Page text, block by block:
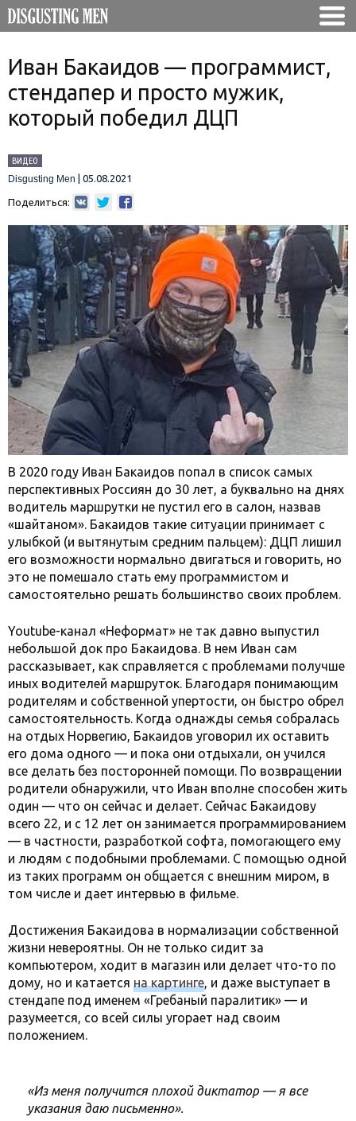
Иван Бакаидов — программист,
стендапер и просто мужик,
который победил ДЦП
ВИДЕО
Disgusting Men
05.08.2021
Поделиться:
В 2020 году Иван Бакаидов попал в список самых
перспективных Россиян до 30 лет, а буквально на днях
водитель маршрутки не пустил его в салон, назвав
«шайтаном». Бакаидов такие ситуации принимает с
улыбкой (и вытянутым средним пальцем): ДЦП лишил
его возможности нормально двигаться и говорить, но
это не помешало стать ему программистом и
самостоятельно решать большинство своих проблем.
Youtube-канал «Неформат» не так давно выпустил
небольшой док про Бакаидова. В нем Иван сам
рассказывает, как справляется с проблемами получше
иных водителей маршруток. Благодаря понимающим
родителям и собственной упертости, он быстро обрел
самостоятельность. Когда однажды семья собралась
на отдых Норвегию, Бакаидов уговорил их оставить
его дома одного — и пока они отдыхали, он учился
все делать без посторонней помощи. По возвращении
родители обнаружили, что Иван вполне способен жить
один — что он сейчас и делает. Сейчас Бакаидову
всего 22, и с 12 лет он занимается программированием
— в частности, разработкой софта, помогающего ему
и людям с подобными проблемами. С помощью одной
из таких программ он общается с внешним миром, в
том числе и дает интервью в фильме.
Достижения Бакаидова в нормализации собственной
жизни невероятны. Он не только сидит за
компьютером, ходит в магазин или делает что-то по
дому, но и катается на картинге, и даже выступает в
стендапе под именем «Гребаный паралитик» — и
разумеется, со всей силы угорает над своим
положением.
«Из меня получится плохой диктатор — я все
указания даю письменно».